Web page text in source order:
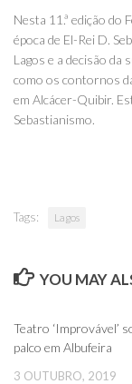
Nesta 11.ª edição
época de El-Rei D.
Lagos e a decisão da
como os contornos
em Alcácer-Quibir.
Sebastianismo.
Tags: Lagos
YOU MAY
Teatro ‘Improvável’
palco em Albufeira
3 OUTUBRO, 2019